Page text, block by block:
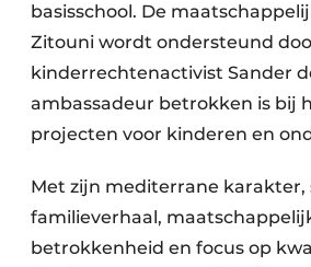
basisschool. De
Zitouni wordt ondersteund
kinderrechtenactivist Sander
ambassadeur betrokken is bij
projecten voor kinderen en
Met zijn mediterrane karakter,
familieverhaal,
betrokkenheid en focus op